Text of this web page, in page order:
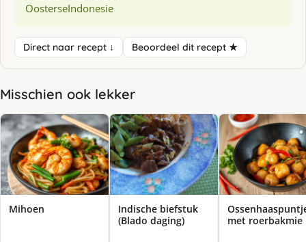
OosterseIndonesie
Direct naar recept ↓ Beoordeel dit recept ★
Misschien ook lekker
Mihoen
Indische biefstuk
(Blado daging)
met roerbakmie